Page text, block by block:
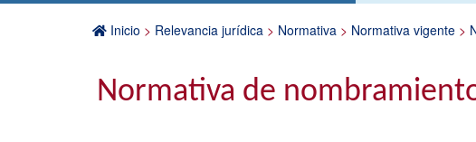
Inicio > Relevancia jurídica > Normativa > Normativa vigente >
Normativa de